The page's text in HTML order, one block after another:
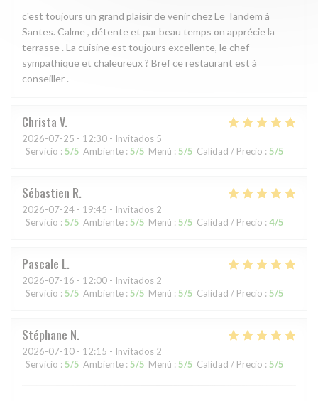
c'est toujours un grand plaisir de venir chez Le Tandem à
Santes. Calme , détente et par beau temps on apprécie la
terrasse . La cuisine est toujours excellente, le chef
sympathique et chaleureux ? Bref ce restaurant est à
conseiller .
Christa V
2026-07-25 - 12:30 - Invitados 5
Servicio : 5/5 Ambiente : 5/5 Menú : 5/5 Calidad / Precio : 5/5
Sébastien R
2026-07-24 - 19:45 - Invitados 2
Servicio : 5/5 Ambiente : 5/5 Menú : 5/5 Calidad / Precio : 4/5
Pascale L
2026-07-16 - 12:00 - Invitados 2
Servicio : 5/5 Ambiente : 5/5 Menú : 5/5 Calidad / Precio : 5/5
Stéphane N
2026-07-10 - 12:15 - Invitados 2
Servicio : 5/5 Ambiente : 5/5 Menú : 5/5 Calidad / Precio : 5/5